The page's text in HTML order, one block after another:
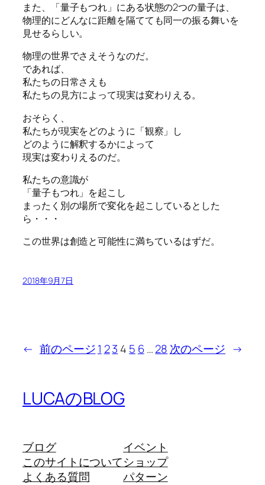
また、「量子もつれ」にある状態の2つの量子は、
物理的にどんなに距離を隔てても同一の振る舞いを
見せるらしい。
物理の世界でさえそうなのだ。
であれば、
私たちの日常さえも
私たちの見方によって現実は変わりえる。
おそらく、
私たちが現実をどのように「観察」し
どのように解釈するかによって
現実は変わりえるのだ。
私たちの意識が
「量子もつれ」を起こし
まったく別の場所で変化を起こしているとした
ら・・・
この世界は創造と可能性に満ちているはずだ。
2018年9月7日
← 前のページ1 23 4 5 6 …28 次のページ →
LUCAのBLOG
ブログ
このサイトについて
よくある質問
イベント
ショップ
パターン